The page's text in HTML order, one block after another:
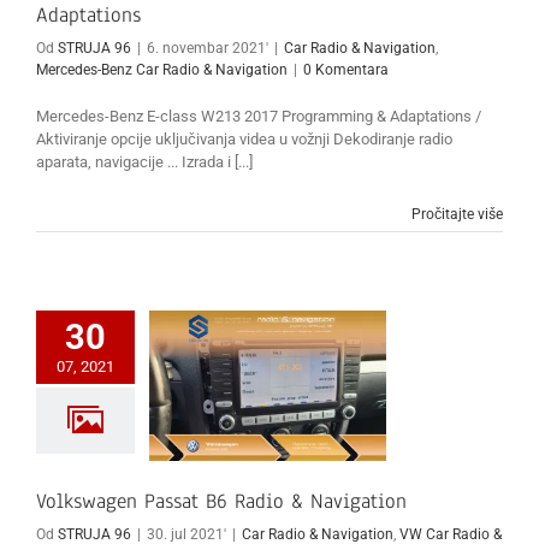
Adaptations
Od STRUJA 96 6. novembar 2021' Car Radio & Navigation,
Mercedes-Benz Car Radio & Navigation
0 Komentara
Mercedes-Benz E-class W213 2017 Programming & Adaptations /
Aktiviranje opcije uključivanja videa u vožnji Dekodiranje radio
aparata, navigacije ... Izrada i [...]
Pročitajte više
30
07, 2021
VW
Car Radio & Navigation
Volkswagen Passat B6 Radio & Navigation
Od STRUJA 96 | 30. jul 2021' | Car Radio & Navigation VW Car Radio &